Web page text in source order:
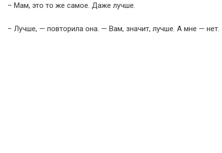
– Мам, это то же самое. Даже лучше.
– Лучше, — повторила она. — Вам, значит, лучше. А мне — нет.